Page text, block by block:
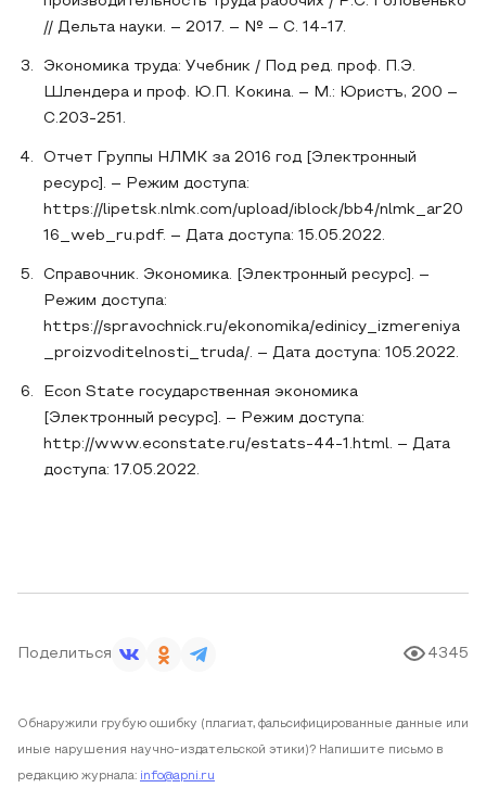
// Дельта науки. – 2017. – № – С. 14-17.
Экономика труда: Учебник / Под ред. проф. П.Э.
Шлендера и проф. Ю.П. Кокина. – М.: Юристъ, 200 –
С.203-251.
Отчет Группы НЛМК за 2016 год [Электронный
ресурс]. – Режим доступа:
https://lipetsk.nlmk.com/upload/iblock/bb4/nlmk_ar20
16_web_ru.pdf. – Дата доступа: 15.05.2022.
Справочник. Экономика. [Электронный ресурс]. –
Режим доступа:
https://spravochnick.ru/ekonomika/edinicy_izmereniya
_proizvoditelnosti_truda/. – Дата доступа: 105.2022.
Econ State государственная экономика
[Электронный ресурс]. – Режим доступа:
http://www.econstate.ru/estats-44-1.html. – Дата
доступа: 17.05.2022.
Поделиться 4345
Обнаружили грубую ошибку (плагиат, фальсифицированные данные или
иные нарушения научно-издательской этики)? Напишите письмо в
редакцию журнала: info@apni.ru